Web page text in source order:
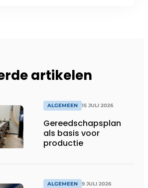
artikelen
ALGEMEEN 15 JULI 2026
Gereedschapsplan
als basis voor
productie
ALGEMEEN 9 JULI 2026